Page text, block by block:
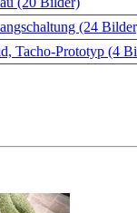
(24
Tacho-Prototyp (4